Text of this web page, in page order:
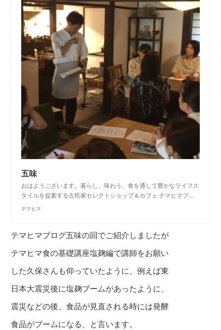
五味
おはようございます。暮らし、味わう。食を通して豊かなライフス
タイルを提案する古民家セレクトショップ＆カフェ テマヒマプ…
テマヒマ
テマヒマブログ五味の回でご紹介しましたが
テマヒマ食の基礎講座塩麹編で講師をお願い
した久保さんも仰っていたように、例えば東
日本大震災後に塩麹ブームがあったように、
震災などの後、食品が見直される時には発酵
食品がブームになる、と言います。